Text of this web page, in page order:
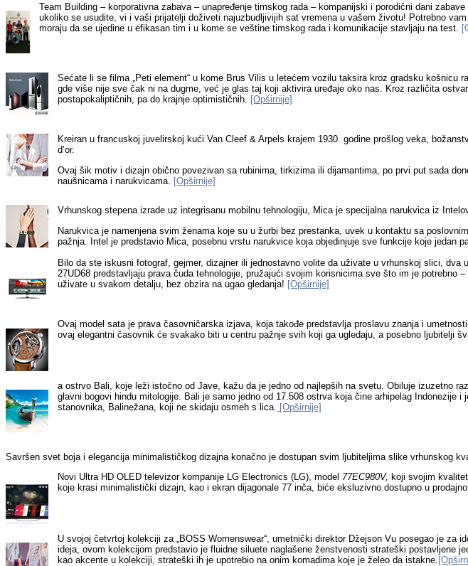
Team Building – korporativna zabava – unapređenje timskog rada – kompanijski i porodični dani
ukoliko se usudite, vi i vaši prijatelji doživeti najuzbudljivijih sat vremena u vašem životu! Potrebno
moraju da se ujedine u efikasan tim i u kome se veštine timskog rada i komunikacije stavljaju na test.
Sećate li se filma „Peti element“ u kome Brus Vilis u letećem vozilu taksira kroz gradsku košnicu
gde više nije sve čak ni na dugme, već je glas taj koji aktivira uređaje oko nas. Kroz različita
postapokaliptičnih, pa do krajnje optimističnih. [Opširnije]
Kreiran u francuskoj juvelirskoj kući Van Cleef & Arpels krajem 1930. godine prošlog veka,
d’or.
Ovaj šik motiv i dizajn obično povezivan sa rubinima, tirkizima ili dijamantima, po prvi put sada
naušnicama i narukvicama. [Opširnije]
Vrhunskog stepena izrade uz integrisanu mobilnu tehnologiju, Mica je specijalna narukvica iz
Narukvica je namenjena svim ženama koje su u žurbi bez prestanka, uvek u kontaktu sa
pažnja. Intel je predstavio Mica, posebnu vrstu narukvice koja objedinjuje sve funkcije koje jedan
Bilo da ste iskusni fotograf, gejmer, dizajner ili jednostavno volite da uživate u vrhunskoj slici,
27UD68 predstavljaju prava čuda tehnologije, pružajući svojim korisnicima sve što im je
uživate u svakom detalju, bez obzira na ugao gledanja! [Opširnije]
Ovaj model sata je prava časovničarska izjava, koja takođe predstavlja proslavu znanja i
ovaj elegantni časovnik će svakako biti u centru pažnje svih koji ga ugledaju, a posebno ljubitelji
a ostrvo Bali, koje leži istočno od Jave, kažu da je jedno od najlepših na svetu. Obiluje izuzetno
glavni bogovi hindu mitologije. Bali je samo jedno od 17.508 ostrva koja čine arhipelag
stanovnika, Balinežana, koji ne skidaju osmeh s lica. [Opširnije]
Savršen svet boja i elegancija minimalističkog dizajna konačno je dostupan svim ljubiteljima slike vrhunskog
Novi Ultra HD OLED televizor kompanije LG Electronics (LG), model 77EC980V, koji svojim
koje krasi minimalistički dizajn, kao i ekran dijagonale 77 inča, biće eksluzivno dostupno u
U svojoj četvrtoj kolekciji za „BOSS Womenswear“, umetnički direktor Džejson Vu posegao je
ideja, ovom kolekcijom predstavio je fluidne siluete naglašene ženstvenosti strateški postavljene
kao akcente u kolekciji, strateški ih je upotrebio na onim komadima koje je želeo da istakne.